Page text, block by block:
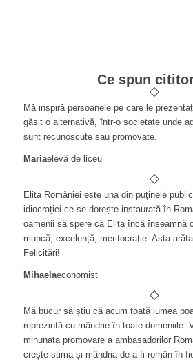
Ce spun
Mă inspiră persoanele pe care le
găsit o alternativă, într-o societate unde
sunt recunoscute sau promovate.
Mariaelevă de liceu
Elita României este una din puținele
idiocrației ce se dorește instaurată în
oamenii să spere că Elita încă înseamnă
muncă, excelență, meritocrație. Asta
Felicitări!
Mihaelaeconomist
Mă bucur să știu că acum toată lumea
reprezintă cu mândrie în toate domeniile.
minunata promovare a ambasadorilor
crește stima și mândria de a fi român în